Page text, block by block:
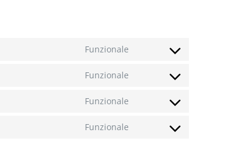
Funzionale
Funzionale
wordpress
Funzionale
Funzionale